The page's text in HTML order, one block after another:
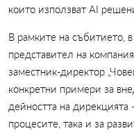
които използват AI
В рамките на събитието,
представител на
заместник-директор
конкретни примери за
дейността на дирекцията
процесите, така и за